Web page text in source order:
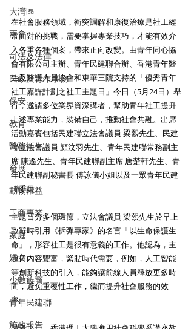
大灣區
兩會
司法及法律
民政及青年事務
保安
教育
醫務衛生
發展
動物權益
工商專業
家庭
婦女
少數族裔
青年民建聯
施政報告
在社會服務領域，衝突調解和康復治療是社工經
常面對的挑戰，需要掌握專業技巧，才能有效介
入各重各種個案，帶來正向改變。由青年同心協
會有限公司主辦、青年民建聯合辦、香港青年醫
生及醫護人員協會和東華三院支持的「優秀青年
社工嘉許計劃之社工主題日」今日（5月24日）舉
行，邀請多位業界資深講者，幫助青年社工提升
上述專業能力，裝備自己，推動社會共融。出席
活動嘉賓包括民建聯立法會議員 梁熙先生、民建
聯立法會議員 顔汶羽先生、青年民建聯常務副主
席 陳遙先生、青年民建聯副主席 唐楚軒先生、青
年民建聯副秘書長 傅詠儀小姐以及一眾青年民建
聯委員。
主題日分多個環節，立法會議員 梁熙先生於早上
致辭時引用《拆彈專家》的名言「以生命保護生
命」，形容社工是很有意義的工作。他認為，主
題日內容豐富，緊貼時代需要，例如，人工智能
等創新科技的引入，能夠讓前線人員釋放更多時
間，避免重覆性工作，繼而提升社會服務的效
率。